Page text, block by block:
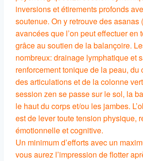
inversions et étirements profonds
soutenue. On y retrouve des asanas
avancées que l’on peut effectuer en
grâce au soutien de la balançoire.
nombreux: drainage lymphatique et
renforcement tonique de la peau, du
des articulations et de la colonne
session zen se passe sur le sol, la
le haut du corps et/ou les jambes.
est de lever toute tension physique,
émotionnelle et cognitive.
Un minimum d’efforts avec un
vous aurez l’impression de flotter